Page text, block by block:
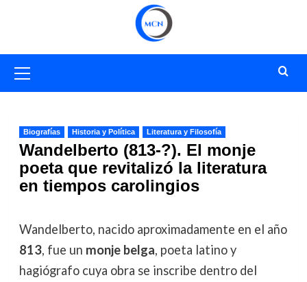
primario
Biografías Historia y Política Literatura y Filosofía
Wandelberto (813-?). El monje
poeta que revitalizó la literatura
en tiempos carolingios
Wandelberto, nacido aproximadamente en el año
813, fue un monje belga, poeta latino y
hagiógrafo cuya obra se inscribe dentro del